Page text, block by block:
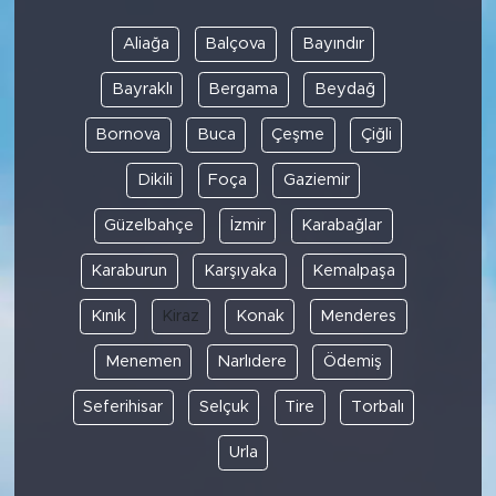
Aliağa Balçova Bayındır
Bayraklı Bergama Beydağ
Bornova Buca Çeşme Çiğli
Dikili Foça Gaziemir
Güzelbahçe İzmir Karabağlar
Karaburun Karşıyaka Kemalpaşa
Kınık Kiraz Konak Menderes
Menemen Narlıdere Ödemiş
Seferihisar Selçuk Tire Torbalı
Urla